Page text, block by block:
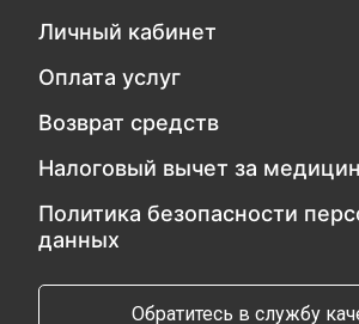
Личный кабинет
Оплата услуг
Возврат средств
Налоговый вычет за
Политика безопасности
данных
Обратитесь в службу